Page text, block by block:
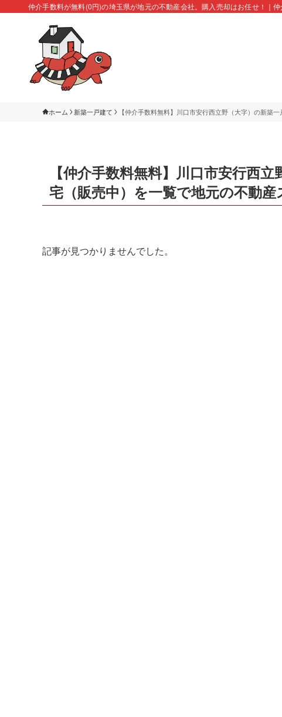
仲介手数料が無料(0円)の埼玉県が地元の不動産会社。購入売却はお任せ！｜
ホーム 新築一戸建て 【仲介手数料無料】川口市安行西立野（大字）の新築
【仲介手数料無料】川口市安行西
宅（販売中）を一覧で地元の不動産
記事が見つかりませんでした。